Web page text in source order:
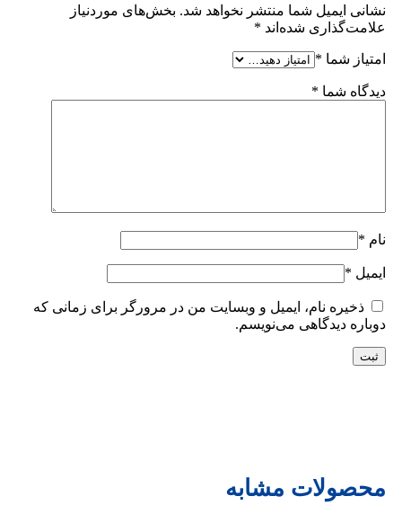
نشانی ایمیل شما منتشر نخواهد شد. بخش‌های موردنیاز
علامت‌گذاری شده‌اند *
امتیاز شما *
دیدگاه شما *
نام *
ایمیل *
ذخیره نام، ایمیل و وبسایت من در مرورگر برای زمانی که
دوباره دیدگاهی می‌نویسم.
محصولات مشابه